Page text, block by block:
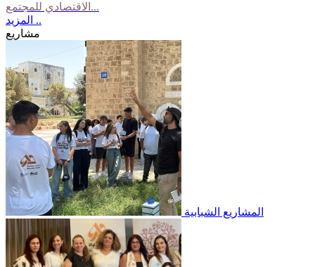
الاقتصادي للمجتمع...
المزيد ..
مشاريع
المشاريع الشبابية